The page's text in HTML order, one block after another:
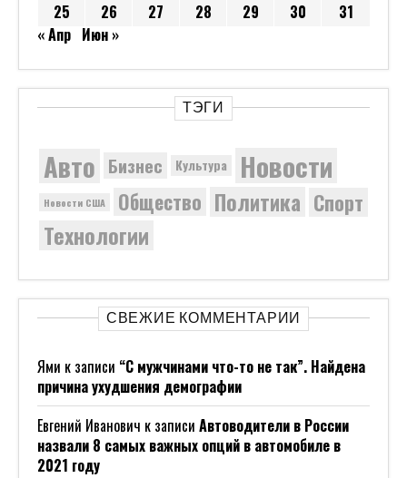
25
26 27 28 29 30
31
« Апр Июн »
ТЭГИ
Авто Бизнес Культура Новости
Новости США Общество Политика Спорт
Технологии
СВЕЖИЕ КОММЕНТАРИИ
Ями к записи “С мужчинами что-то не так”. Найдена
причина ухудшения демографии
Евгений Иванович к записи Автоводители в России
назвали 8 самых важных опций в автомобиле в
2021 году